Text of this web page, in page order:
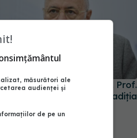
Burnout în spitale. Prof.
Irinel Popescu, despre tradiția
Chiar și cu ore de
măsurători ale
audienței și
de pe un